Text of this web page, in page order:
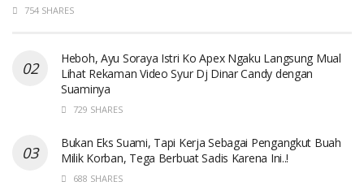
754 SHARES
Heboh, Ayu Soraya Istri Ko Apex Ngaku Langsung Mual
Lihat Rekaman Video Syur Dj Dinar Candy dengan
Suaminya
729 SHARES
Bukan Eks Suami, Tapi Kerja Sebagai Pengangkut Buah
Milik Korban, Tega Berbuat Sadis Karena Ini..!
688 SHARES